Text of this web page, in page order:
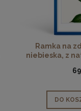
Ramka na
niebieska, z
DO